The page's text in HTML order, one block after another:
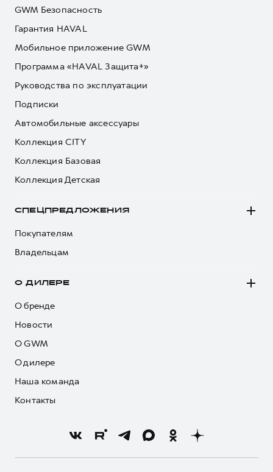
GWM Безопасность
Гарантия HAVAL
Мобильное приложение GWM
Программа «HAVAL Защита+»
Руководства по эксплуатации
Подписки
Автомобильные аксессуары
Коллекция CITY
Коллекция Базовая
Коллекция Детская
СПЕЦПРЕДЛОЖЕНИЯ
Покупателям
Владельцам
О ДИЛЕРЕ
О бренде
Новости
О GWM
О дилере
Наша команда
Контакты